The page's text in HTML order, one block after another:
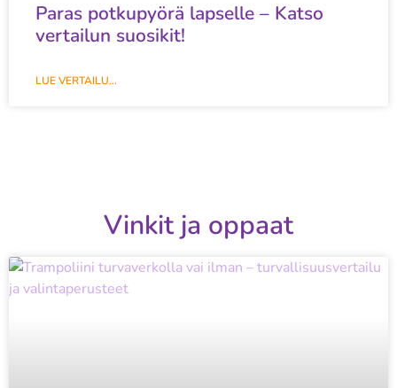
Paras potkupyörä lapselle – Katso
vertailun suosikit!
LUE VERTAILU...
Vinkit ja oppaat